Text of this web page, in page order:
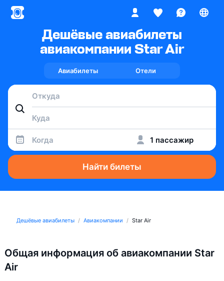
Дешёвые авиабилеты
авиакомпании Star Air
Авиабилеты Отели
Когда 1 пассажир
Найти билеты
Дешёвые авиабилеты Авиакомпании Star Air
Общая информация об авиакомпании Star
Air